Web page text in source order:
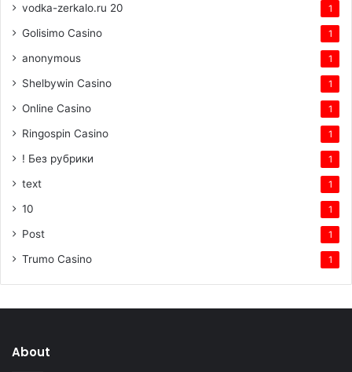
vodka-zerkalo.ru 20 1
Golisimo Casino 1
anonymous 1
Shelbywin Casino 1
Online Casino 1
Ringospin Casino 1
! Без рубрики 1
text 1
10 1
Post 1
Trumo Casino 1
About